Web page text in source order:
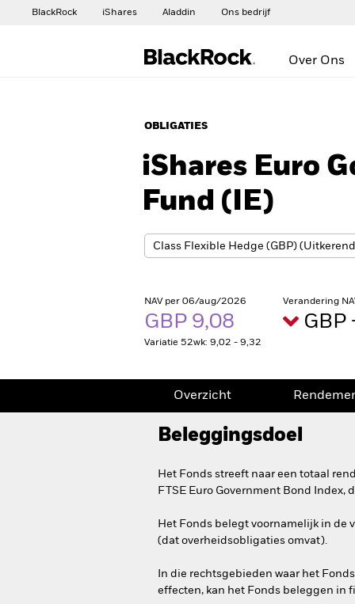
BlackRock iShares Aladdin Ons bedrijf
Over Ons
OBLIGATIES
iShares Euro
Fund (IE)
NAV per 06/aug/2026
GBP 9,08
Variatie 52wk: 9,02 - 9,32
Verandering
GBP
Overzicht
Beleggingsdoel
Het Fonds streeft naar een totaal
FTSE Euro Government Bond
Het Fonds belegt voornamelijk in de
(dat overheidsobligaties omvat).
In die rechtsgebieden waar het
effecten, kan het Fonds beleggen in